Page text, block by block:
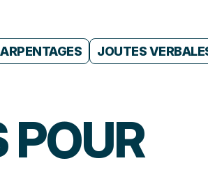
ARPENTAGES JOUTES
POUR